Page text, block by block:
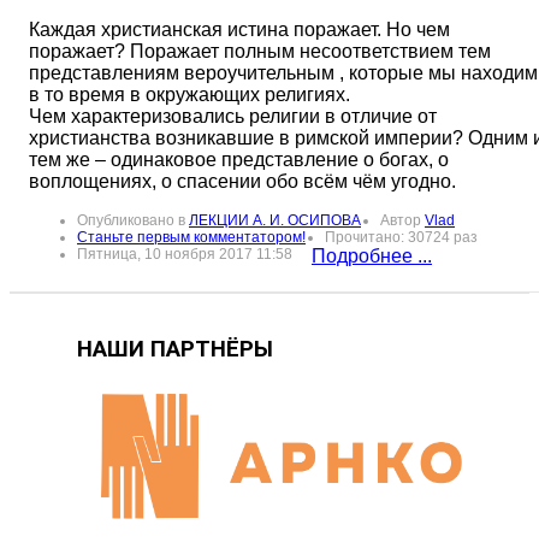
Каждая христианская истина поражает. Но чем
поражает? Поражает полным несоответствием тем
представлениям вероучительным , которые мы находим
в то время в окружающих религиях.
Чем характеризовались религии в отличие от
христианства возникавшие в римской империи? Одним
тем же – одинаковое представление о богах, о
воплощениях, о спасении обо всём чём угодно.
Опубликовано в ЛЕКЦИИ А. И. ОСИПОВА Автор Vlad
Станьте первым комментатором!
Прочитано: 30724 раз
Пятница, 10 ноября 2017 11:58
Подробнее ...
НАШИ ПАРТНЁРЫ